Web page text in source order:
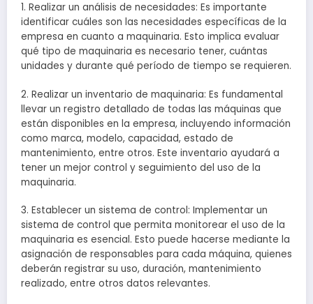
1. Realizar un análisis de necesidades: Es importante
identificar cuáles son las necesidades específicas de la
empresa en cuanto a maquinaria. Esto implica evaluar
qué tipo de maquinaria es necesario tener, cuántas
unidades y durante qué período de tiempo se requieren.
2. Realizar un inventario de maquinaria: Es fundamental
llevar un registro detallado de todas las máquinas que
están disponibles en la empresa, incluyendo información
como marca, modelo, capacidad, estado de
mantenimiento, entre otros. Este inventario ayudará a
tener un mejor control y seguimiento del uso de la
maquinaria.
3. Establecer un sistema de control: Implementar un
sistema de control que permita monitorear el uso de la
maquinaria es esencial. Esto puede hacerse mediante la
asignación de responsables para cada máquina, quienes
deberán registrar su uso, duración, mantenimiento
realizado, entre otros datos relevantes.